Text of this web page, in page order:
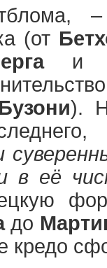
(от
Бузони).
в её
до
кредо